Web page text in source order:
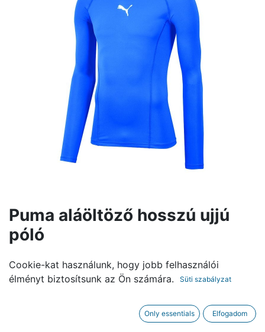
Puma aláöltöző hosszú ujjú
póló
13.990,00Ft
2XL
Cookie-kat használunk, hogy jobb felhasználói
élményt biztosítsunk az Ön számára.
Süti szabályzat
Only essentials Elfogadom